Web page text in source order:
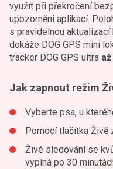
využít při překročení
upozorněni aplikací.
s pravidelnou
dokáže DOG GPS mini
tracker DOG GPS ultra
Jak zapnout režim
Vyberte psa, u
Pomocí tlačítka Živě
Živé sledování se
vypíná po 30